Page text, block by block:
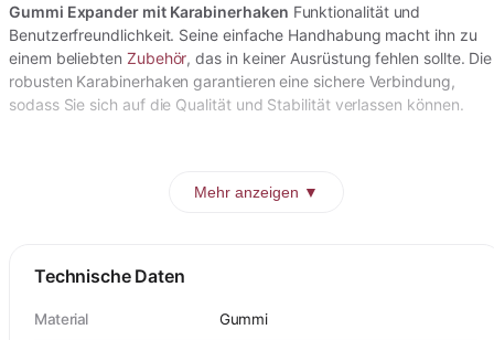
Gummi Expander mit Karabinerhaken Funktionalität und
Benutzerfreundlichkeit. Seine einfache Handhabung macht ihn zu
einem beliebten Zubehör, das in keiner Ausrüstung fehlen sollte. Die
robusten Karabinerhaken garantieren eine sichere Verbindung,
sodass Sie sich auf die Qualität und Stabilität verlassen können.
Mehr anzeigen ▼
Technische Daten
Material Gummi